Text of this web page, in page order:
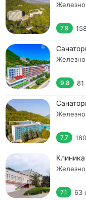
7.9
9.8 81
7.7
7.1 63